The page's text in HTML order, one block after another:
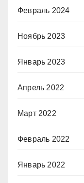
Февраль 2024
Ноябрь 2023
Январь 2023
Апрель 2022
Март 2022
Февраль 2022
Январь 2022